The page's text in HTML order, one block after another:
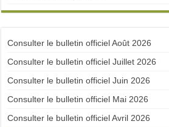
Consulter le bulletin officiel Août 2026
Consulter le bulletin officiel Juillet 2026
Consulter le bulletin officiel Juin 2026
Consulter le bulletin officiel Mai 2026
Consulter le bulletin officiel Avril 2026